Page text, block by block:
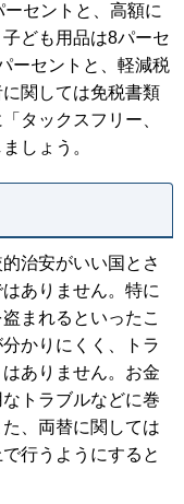
セントと、高額に
ども用品は8パーセ
ーセントと、軽減税
関しては免税書類
タックスフリー、
しょう。
治安がいい国とさ
ありません。特に
まれるといったこ
かりにくく、トラ
ありません。お金
トラブルなどに巻
、両替に関しては
行うようにすると